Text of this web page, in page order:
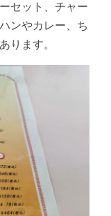
セット、チャー
ンやカレー、ち
ります。